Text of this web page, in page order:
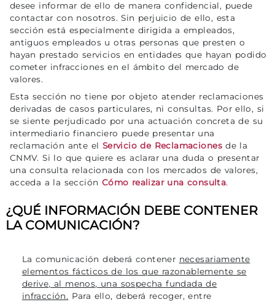
desee informar de ello de manera confidencial, puede
contactar con nosotros. Sin perjuicio de ello, esta
sección está especialmente dirigida a empleados,
antiguos empleados u otras personas que presten o
hayan prestado servicios en entidades que hayan podido
cometer infracciones en el ámbito del mercado de
valores.
Esta sección no tiene por objeto atender reclamaciones
derivadas de casos particulares, ni consultas. Por ello, si
se siente perjudicado por una actuación concreta de su
intermediario financiero puede presentar una
reclamación ante el Servicio de Reclamacionesde la
CNMV. Si lo que quiere es aclarar una duda o presentar
una consulta relacionada con los mercados de valores,
acceda a la sección Cómo realizar una consulta.
¿QUÉ INFORMACIÓN DEBE CONTENER
LA COMUNICACIÓN?
La comunicación deberá contener necesariamente
elementos fácticos de los que razonablemente se
derive, al menos, una sospecha fundada de
infracción. Para ello, deberá recoger, entre